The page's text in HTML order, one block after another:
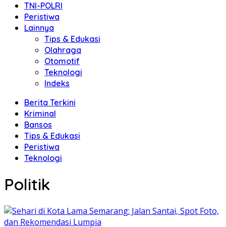
TNI-POLRI
Peristiwa
Lainnya
Tips & Edukasi
Olahraga
Otomotif
Teknologi
Indeks
Berita Terkini
Kriminal
Bansos
Tips & Edukasi
Peristiwa
Teknologi
Politik